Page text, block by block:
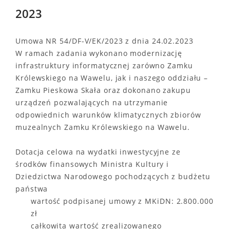
2023
Umowa NR 54/DF-V/EK/2023 z dnia 24.02.2023
W ramach zadania wykonano modernizację
infrastruktury informatycznej zarówno Zamku
Królewskiego na Wawelu, jak i naszego oddziału –
Zamku Pieskowa Skała oraz dokonano zakupu
urządzeń pozwalających na utrzymanie
odpowiednich warunków klimatycznych zbiorów
muzealnych Zamku Królewskiego na Wawelu.
Dotacja celowa na wydatki inwestycyjne ze
środków finansowych Ministra Kultury i
Dziedzictwa Narodowego pochodzących z budżetu
państwa
wartość podpisanej umowy z MKiDN: 2.800.000
zł
całkowita wartość zrealizowanego